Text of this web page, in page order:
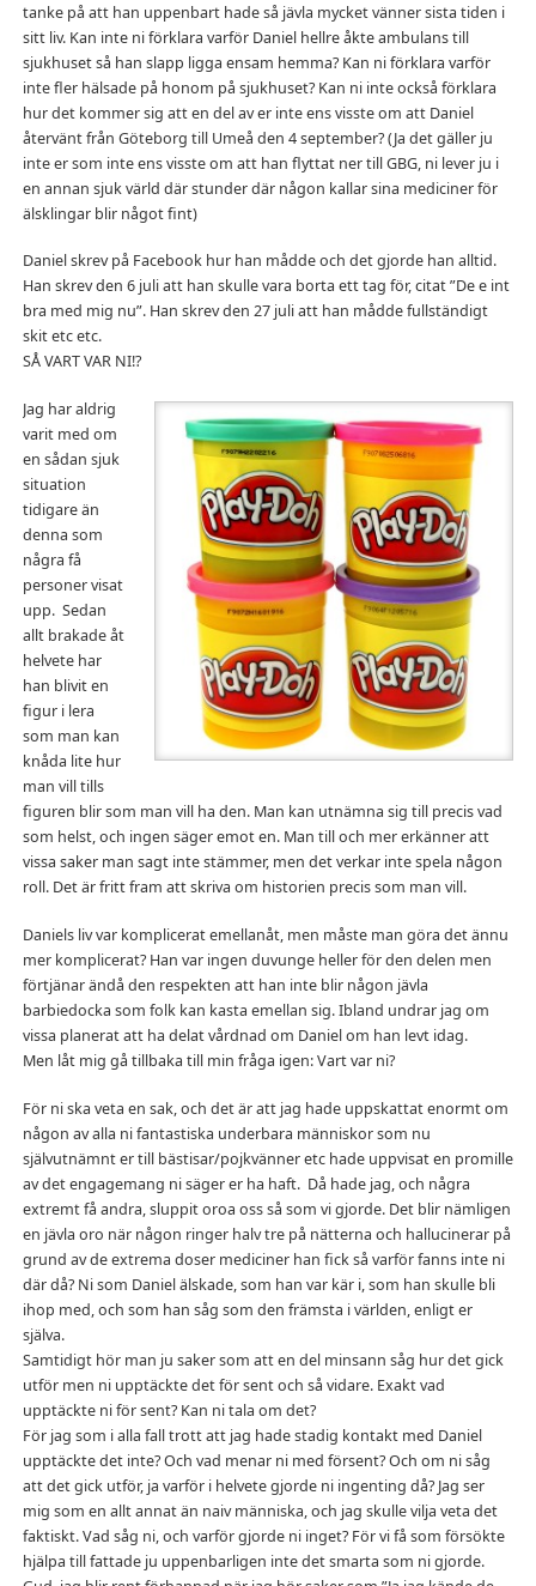
tanke på att han uppenbart hade så jävla mycket vänner sista tiden i
sitt liv. Kan inte ni förklara varför Daniel hellre åkte ambulans till
sjukhuset så han slapp ligga ensam hemma? Kan ni förklara varför
inte fler hälsade på honom på sjukhuset? Kan ni inte också förklara
hur det kommer sig att en del av er inte ens visste om att Daniel
återvänt från Göteborg till Umeå den 4 september? (Ja det gäller ju
inte er som inte ens visste om att han flyttat ner till GBG, ni lever ju i
en annan sjuk värld där stunder där någon kallar sina mediciner för
älsklingar blir något fint)
Daniel skrev på Facebook hur han mådde och det gjorde han alltid.
Han skrev den 6 juli att han skulle vara borta ett tag för, citat ”De e int
bra med mig nu”. Han skrev den 27 juli att han mådde fullständigt
skit etc etc.
SÅ VART VAR NI!?
Jag har aldrig
varit med om
en sådan sjuk
situation
tidigare än
denna som
några få
personer visat
upp. Sedan
allt brakade åt
helvete har
han blivit en
figur i lera
som man kan
knåda lite hur
man vill tills
figuren blir som man vill ha den. Man kan utnämna sig till precis vad
som helst, och ingen säger emot en. Man till och mer erkänner att
vissa saker man sagt inte stämmer, men det verkar inte spela någon
roll. Det är fritt fram att skriva om historien precis som man vill.
Daniels liv var komplicerat emellanåt, men måste man göra det ännu
mer komplicerat? Han var ingen duvunge heller för den delen men
förtjänar ändå den respekten att han inte blir någon jävla
barbiedocka som folk kan kasta emellan sig. Ibland undrar jag om
vissa planerat att ha delat vårdnad om Daniel om han levt idag.
Men låt mig gå tillbaka till min fråga igen: Vart var ni?
För ni ska veta en sak, och det är att jag hade uppskattat enormt om
någon av alla ni fantastiska underbara människor som nu
självutnämnt er till bästisar/pojkvänner etc hade uppvisat en promille
av det engagemang ni säger er ha haft. Då hade jag, och några
extremt få andra, sluppit oroa oss så som vi gjorde. Det blir nämligen
en jävla oro när någon ringer halv tre på nätterna och hallucinerar på
grund av de extrema doser mediciner han fick så varför fanns inte ni
där då? Ni som Daniel älskade, som han var kär i, som han skulle bli
ihop med, och som han såg som den främsta i världen, enligt er
själva.
Samtidigt hör man ju saker som att en del minsann såg hur det gick
utför men ni upptäckte det för sent och så vidare. Exakt vad
upptäckte ni för sent? Kan ni tala om det?
För jag som i alla fall trott att jag hade stadig kontakt med Daniel
upptäckte det inte? Och vad menar ni med försent? Och om ni såg
att det gick utför, ja varför i helvete gjorde ni ingenting då? Jag ser
mig som en allt annat än naiv människa, och jag skulle vilja veta det
faktiskt. Vad såg ni, och varför gjorde ni inget? För vi få som försökte
hjälpa till fattade ju uppenbarligen inte det smarta som ni gjorde.